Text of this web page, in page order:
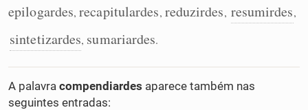
Caça-palavras
Dicionário
epilogardes,recapitulardes, reduzirdes, resumirdes,
sintetizardes, sumariardes.
A palavra compendiardes aparece também nas
seguintes entradas: